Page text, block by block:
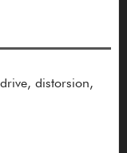
distorsion,